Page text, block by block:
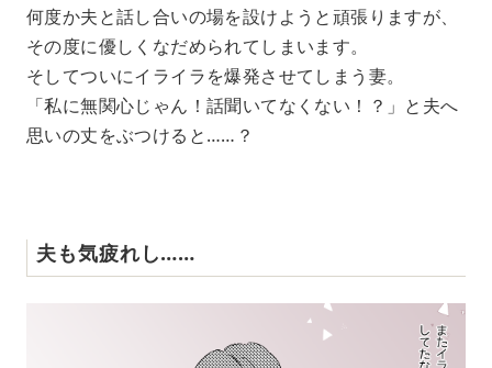
何度か夫と話し合いの場を設けようと頑張りますが、
その度に優しくなだめられてしまいます。
そしてついにイライラを爆発させてしまう妻。
「私に無関心じゃん！話聞いてなくない！？」と夫へ
思いの丈をぶつけると……？
夫も気疲れし……